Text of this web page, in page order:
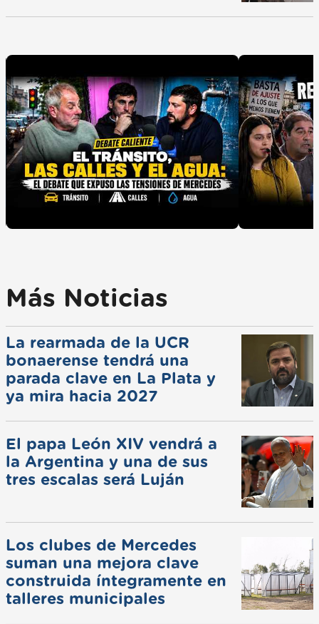
Más Noticias
La rearmada de la UCR
bonaerense tendrá una
parada clave en La Plata y
ya mira hacia 2027
El papa León XIV vendrá a
la Argentina y una de sus
tres escalas será Luján
Los clubes de Mercedes
suman una mejora clave
construida íntegramente en
talleres municipales